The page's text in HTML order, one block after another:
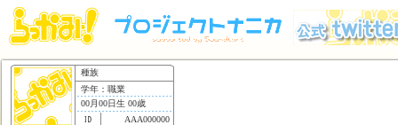
種族
学年：職業
00月00日生 00歳
AAA000000